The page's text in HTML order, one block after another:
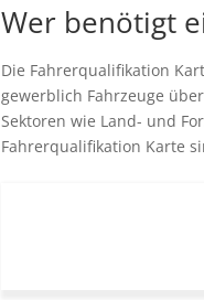
Wer benötigt
Die Fahrerqualifikation
gewerblich Fahrzeuge
Sektoren wie Land- und
Fahrerqualifikation Karte